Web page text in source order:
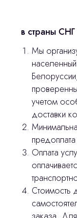
в страны СНГ
Мы
населенный
учетом
доставки
Оплата
Стоимость
3D печать
Лицензирование
Изготовление
Оплата и доставка
Политика